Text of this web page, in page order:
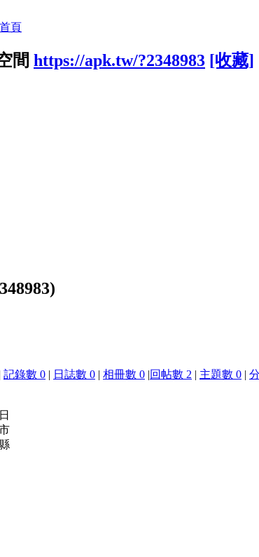
頁
間 https://apk.tw/?2348983 [收藏]
記錄數 0 | 日誌數 0 | 相冊數 0 |回帖數 2 | 主題數 0 |